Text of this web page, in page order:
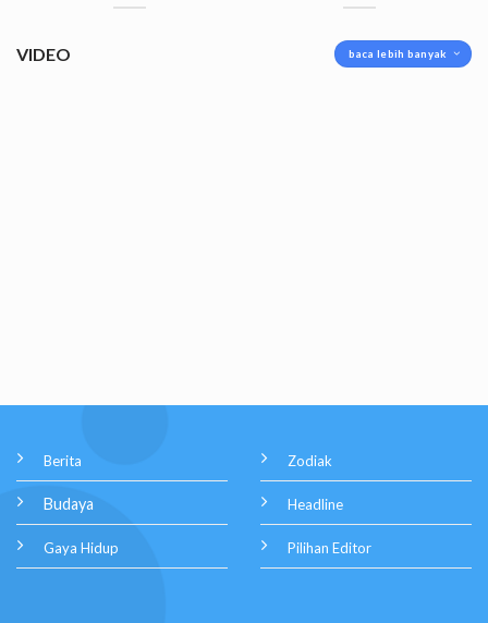
VIDEO baca lebih banyak
Berita
Budaya
Gaya Hidup
Zodiak
Headline
Pilihan Editor